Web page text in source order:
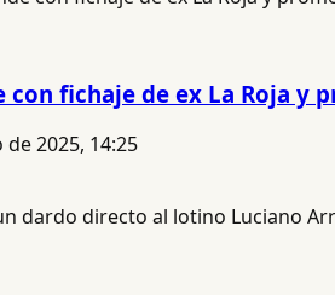
fichaje de ex La Roja y
2025, 14:25